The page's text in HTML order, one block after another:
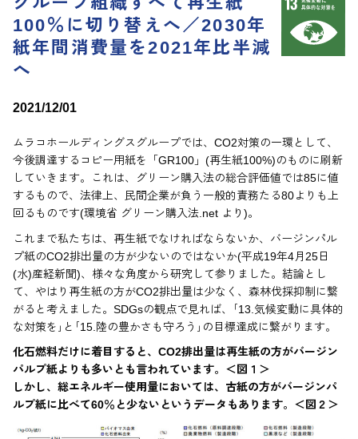
100％に切り替えへ／2030年
紙年間消費量を2021年比半減
へ
2021/12/01
ムラコホールディングスグループでは、CO2対策の一環として、
今後調達するコピー用紙を「GR100」(再生紙100%)のものに刷新
していきます。これは、グリーン購入法の総合評価値では85に値
するもので、法律上、民間企業が負う一般的責務たる80よりも上
回るものです(環境省 グリーン購入法.net より)。
これまで私たちは、再生紙でなければならないか、バージンパル
プ紙のCO2排出量の方が少ないのではないか(平成19年4月25日
(水)産経新聞)、様々な角度から研究して参りました。結論とし
て、やはり再生紙の方がCO2排出量は少なく、森林伐採抑制に繋
がると考えました。SDGsの観点で見れば、｢13.気候変動に具体的
な対策を｣と｢15.陸の豊かさも守ろう｣の目標達成に繋がります。
化石燃料だけに着目すると、CO2排出量は再生紙の方がバージン
パルプ紙よりも多いとも言われています。＜図１＞
しかし、総エネルギー使用量においては、古紙の方がバージンパ
ルプ紙に比べて60％と少ないというデータもあります。＜図２＞